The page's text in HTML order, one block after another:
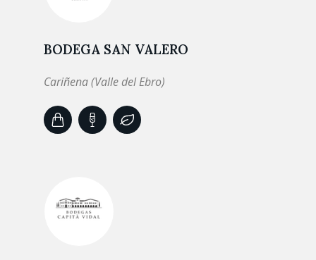
BODEGA SAN VALERO
Cariñena (Valle del Ebro)